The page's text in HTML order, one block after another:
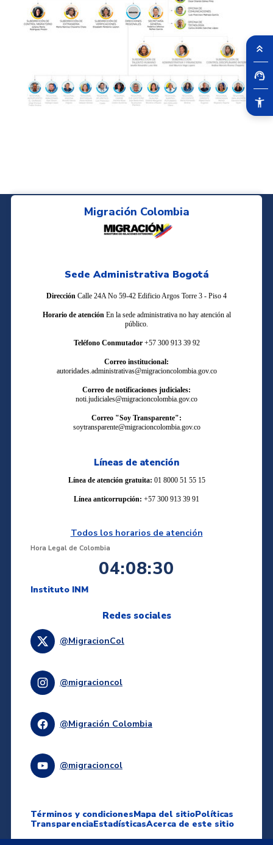
Migración Colombia
Sede Administrativa Bogotá
Dirección Calle 24A No 59-42 Edificio Argos Torre 3 - Piso 4
Horario de atención En la sede administrativa no hay atención al
público.
Teléfono Conmutador +57 300 913 39 92
Correo institucional:
autoridades.administrativas@migracioncolombia.gov.co
Correo de notificaciones judiciales:
noti.judiciales@migracioncolombia.gov.co
Correo "Soy Transparente":
soytransparente@migracioncolombia.gov.co
Líneas de atención
Línea de atención gratuita: 01 8000 51 55 15
Línea anticorrupción: +57 300 913 39 91
Todos los horarios de atención
Hora Legal de Colombia
04:08:30
Instituto INM
Redes sociales
@MigracionCol
@migracioncol
@Migración Colombia
@migracioncol
Términos y condicionesMapa del sitioPolíticas
TransparenciaEstadísticasAcerca de este sitio